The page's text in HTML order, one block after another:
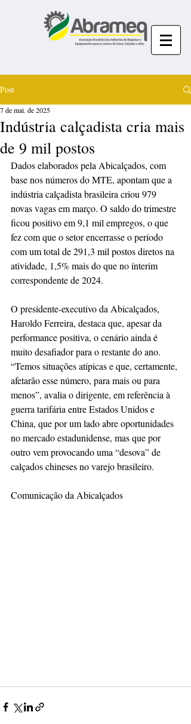
Post
Indústria calçadista cria mais
de 9 mil postos
7 de mai. de 2025
Dados elaborados pela Abicalçados, com
base nos números do MTE, apontam que a
indústria calçadista brasileira criou 979
novas vagas em março. O saldo do trimestre
ficou positivo em 9,1 mil empregos, o que
fez com que o setor encerrasse o período
com um total de 291,3 mil postos diretos na
atividade, 1,5% mais do que no ínterim
correspondente de 2024.
O presidente-executivo da Abicalçados,
Haroldo Ferreira, destaca que, apesar da
performance positiva, o cenário ainda é
muito desafiador para o restante do ano.
“Temos situações atípicas e que, certamente,
afetarão esse número, para mais ou para
menos”, avalia o dirigente, em referência à
guerra tarifária entre Estados Unidos e
China, que por um lado abre oportunidades
no mercado estadunidense, mas que por
outro vem provocando uma “desova” de
calçados chineses no varejo brasileiro.
Comunicação da Abicalçados